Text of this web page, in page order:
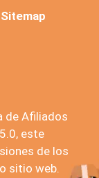
Sitemap
de Afiliados
este
de los
sitio web.